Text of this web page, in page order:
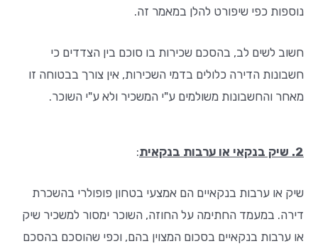
נוספות כפי שיפורט להלן במאמר זה.
חשוב לשים לב, בהסכם שכירות בו סוכם בין הצדדים כי
חשבונות הדירה כלולים בדמי השכירות, אין צורך בבטוחה זו
מאחר והחשבונות משולמים ע"י המשכיר ולא ע"י השוכר.
2. שיק בנקאי או ערבות בנקאית :
שיק או ערבות בנקאיים הם אמצעי בטחון פופולרי בהשכרת
דירה. במעמד החתימה על החוזה, השוכר ימסור למשכיר שיק
או ערבות בנקאיים בסכום המצוין בהם, וכפי שהוסכם בהסכם